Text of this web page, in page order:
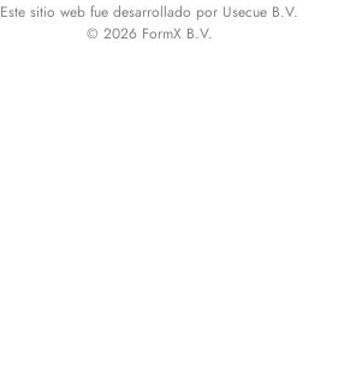
Este sitio web fue desarrollado por Usecue B.V.
© 2026 FormX B.V.